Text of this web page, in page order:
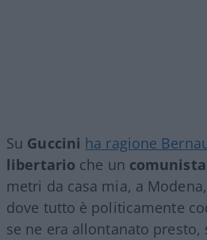
Su Guccini ha ragione
libertario che un
metri da casa mia, a
dove tutto è politicamente
se ne era allontanato presto,